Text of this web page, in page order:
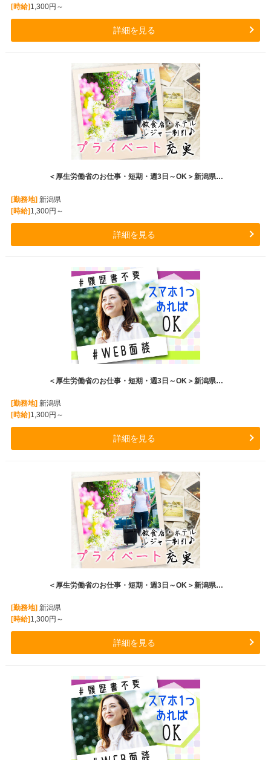
[時給]1,300円～
詳細を見る
＜厚生労働省のお仕事・短期・週3日～OK＞新潟県…
[勤務地]新潟県
[時給]1,300円～
詳細を見る
＜厚生労働省のお仕事・短期・週3日～OK＞新潟県…
[勤務地] 新潟県
[時給] 1,300円～
詳細を見る
＜厚生労働省のお仕事・短期・週3日～OK＞新潟県…
[勤務地] 新潟県
[時給] 1,300円～
詳細を見る